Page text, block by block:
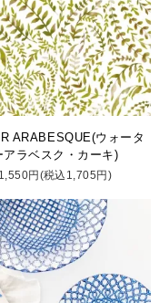
ARABESQUE(ウォータ
アラベスク・カーキ)
1,550円(税込1,705円)